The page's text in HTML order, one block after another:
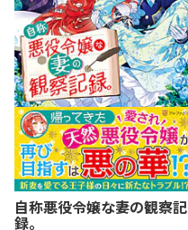
自称悪役令嬢な妻の観察記
録。